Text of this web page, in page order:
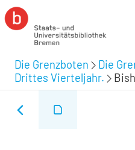
Die Grenzboten Die
Drittes Vierteljahr.